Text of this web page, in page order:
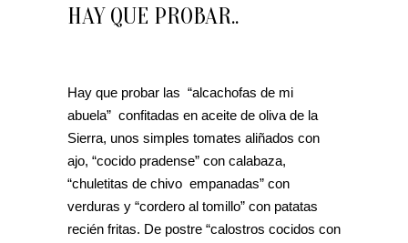
HAY QUE PROBAR..
Hay que probar las “alcachofas de mi
abuela” confitadas en aceite de oliva de la
Sierra, unos simples tomates aliñados con
ajo, “cocido pradense” con calabaza,
“chuletitas de chivo empanadas” con
verduras y “cordero al tomillo” con patatas
recién fritas. De postre “calostros cocidos con